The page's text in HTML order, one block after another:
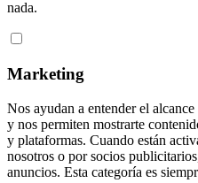
nada.
Marketing
Nos ayudan a entender el
y nos permiten mostrarte
y plataformas. Cuando están
nosotros o por socios
anuncios. Esta categoría es